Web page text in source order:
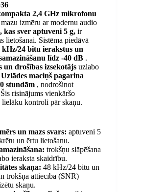
2,4 GHz mikrofonu
izmēru ar modernu audio
kas sver aptuveni 5 g, ir
lietošanai. Sistēma piedāvā
kHz/24 bitu ierakstus un
līdz -40 dB .
un drošības izsekotājs uzlabo
Uzlādes maciņš pagarina
stundām , nodrošinot
risinājums vienkāršo
lielāku kontroli pār skaņu.
un mazs svars: aptuveni 5
un ērtu lietošanu.
trokšņu slāpēšana
ieraksta skaidrību.
skaņa: 48 kHz/24 bitu un
trokšņa attiecība (SNR)
skaņu.